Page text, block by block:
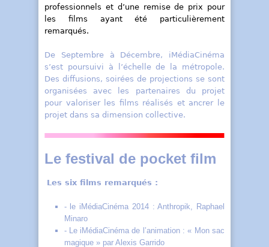
professionnels et d’une remise de prix pour
les films ayant été particulièrement
remarqués.
De Septembre à Décembre, iMédiaCinéma
s’est poursuivi à l’échelle de la métropole.
Des diffusions, soirées de projections se sont
organisées avec les partenaires du projet
pour valoriser les films réalisés et ancrer le
projet dans sa dimension collective.
Le festival de pocket film
Les six films remarqués :
- le iMédiaCinéma 2014 : Anthropik, Raphael
Minaro
- Le iMédiaCinéma de l’animation : « Mon sac
magique » par Alexis Garrido